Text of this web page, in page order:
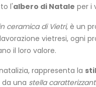
l'albero di Natale per i
ceramica di Vietri, è un
vietresi, ogni
il loro valore.
rappresenta la
una stella